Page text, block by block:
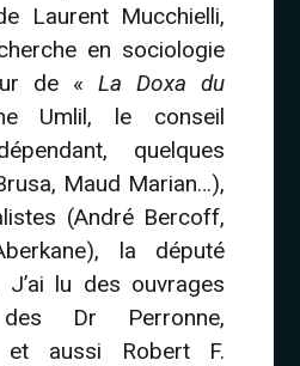
Laurent Mucchielli,
en sociologie
de «La Doxa du
Umlil, le conseil
quelques
Maud Marian…),
(André Bercoff,
la député
lu des ouvrages
des Dr Perronne,
et aussi Robert F.